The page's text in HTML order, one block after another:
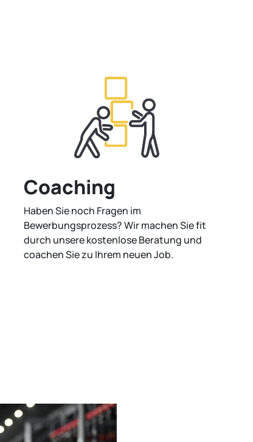
Coaching
Haben Sie noch Fragen im
Bewerbungsprozess? Wir machen Sie fit
durch unsere kostenlose Beratung und
coachen Sie zu Ihrem neuen Job.